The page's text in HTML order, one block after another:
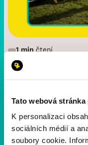
Tato webová
K personalizaci
sociálních médií a
soubory cookie.
1 min čtení
Děkujeme, že
jedno: DĚKUJEME.
druhým šancím.